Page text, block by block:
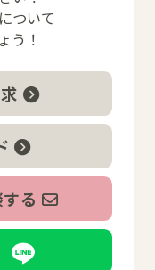
ついて
う！
る